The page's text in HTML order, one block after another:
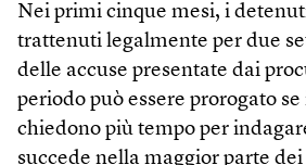
Nei primi cinque mesi, i
trattenuti legalmente per due
delle accuse presentate dai
periodo può essere prorogato
chiedono più tempo per
succede nella maggior parte dei